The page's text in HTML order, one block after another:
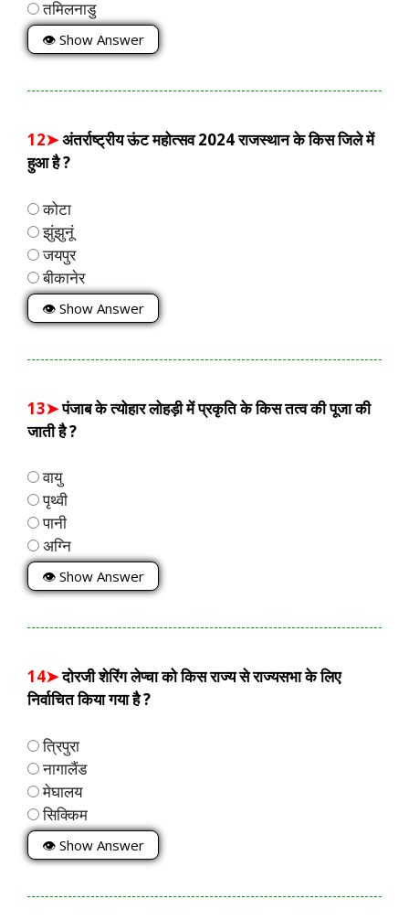
तमिलनाडु
👁 Show Answer
12➤अंतर्राष्ट्रीय ऊंट महोत्सव 2024 राजस्थान के किस जिले में
हुआ है ?
कोटा
झुंझुनूं
जयपुर
बीकानेर
👁 Show Answer
13➤पंजाब के त्योहार लोहड़ी में प्रकृति के किस तत्व की पूजा की
जाती है ?
वायु
पृथ्वी
पानी
अग्नि
👁 Show Answer
14➤दोरजी शेरिंग लेप्चा को किस राज्य से राज्यसभा के लिए
निर्वाचित किया गया है ?
त्रिपुरा
नागालैंड
मेघालय
सिक्किम
👁 Show Answer